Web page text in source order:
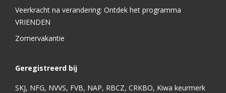
Veerkracht na verandering: Ontdek het programma
VRIENDEN
Zomervakantie
Geregistreerd bij
SKJ, NFG, NVVS, FVB, NAP, RBCZ, CRKBO, Kiwa keurmerk